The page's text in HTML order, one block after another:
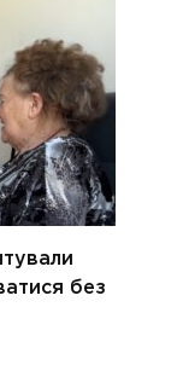
без